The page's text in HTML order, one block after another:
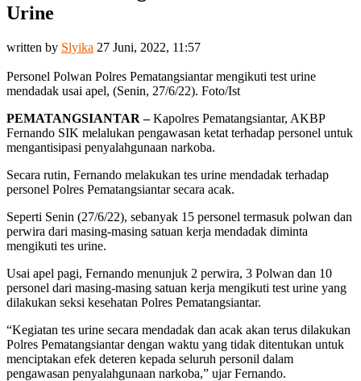
Urine
written by Slyika 27 Juni, 2022, 11:57
Personel Polwan Polres Pematangsiantar mengikuti test urine
mendadak usai apel, (Senin, 27/6/22). Foto/Ist
PEMATANGSIANTAR –Kapolres Pematangsiantar, AKBP
Fernando SIK melalukan pengawasan ketat terhadap personel untuk
mengantisipasi penyalahgunaan narkoba.
Secara rutin, Fernando melakukan tes urine mendadak terhadap
personel Polres Pematangsiantar secara acak.
Seperti Senin (27/6/22), sebanyak 15 personel termasuk polwan dan
perwira dari masing-masing satuan kerja mendadak diminta
mengikuti tes urine.
Usai apel pagi, Fernando menunjuk 2 perwira, 3 Polwan dan 10
personel dari masing-masing satuan kerja mengikuti test urine yang
dilakukan seksi kesehatan Polres Pematangsiantar.
“Kegiatan tes urine secara mendadak dan acak akan terus dilakukan
Polres Pematangsiantar dengan waktu yang tidak ditentukan untuk
menciptakan efek deteren kepada seluruh personil dalam
pengawasan penyalahgunaan narkoba,” ujar Fernando.